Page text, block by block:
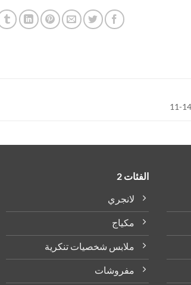
الفئات 2
لانجري
مكياج
ملابس شخصيات تنكرية
مفروشات